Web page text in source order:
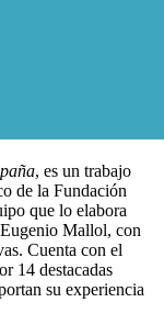
, es un trabajo
de la Fundación
que lo elabora
Mallol, con
Cuenta con el
14 destacadas
su experiencia